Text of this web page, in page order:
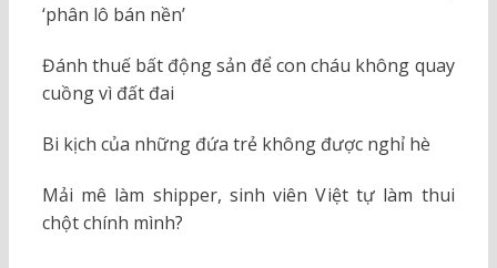
‘phân lô bán nền’
Đánh thuế bất động sản để con cháu không quay
cuồng vì đất đai
Bi kịch của những đứa trẻ không được nghỉ hè
Mải mê làm shipper, sinh viên Việt tự làm thui
chột chính mình?